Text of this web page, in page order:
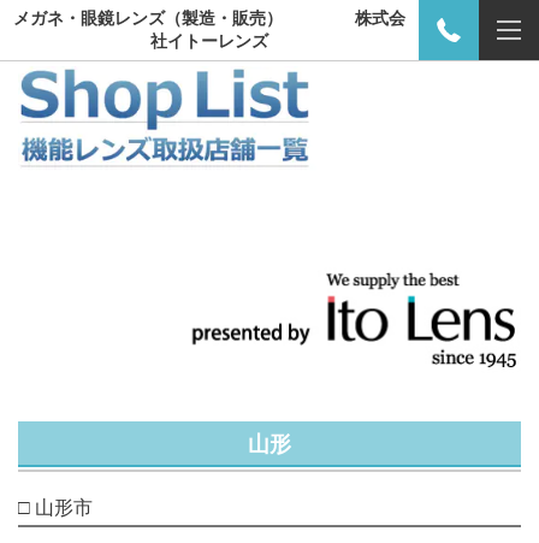
メガネ・眼鏡レンズ（製造・販売） 株式会
社イトーレンズ
山形
□ 山形市